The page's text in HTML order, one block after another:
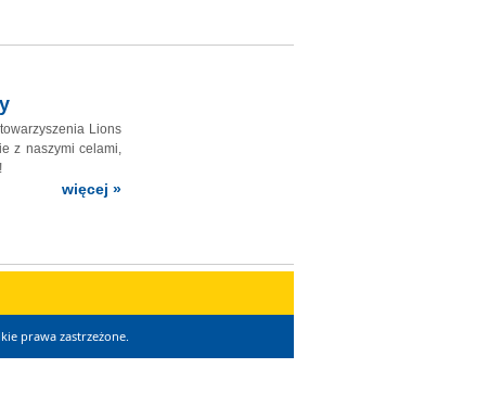
Lions
z naszymi celami,
więcej »
prawa zastrzeżone.